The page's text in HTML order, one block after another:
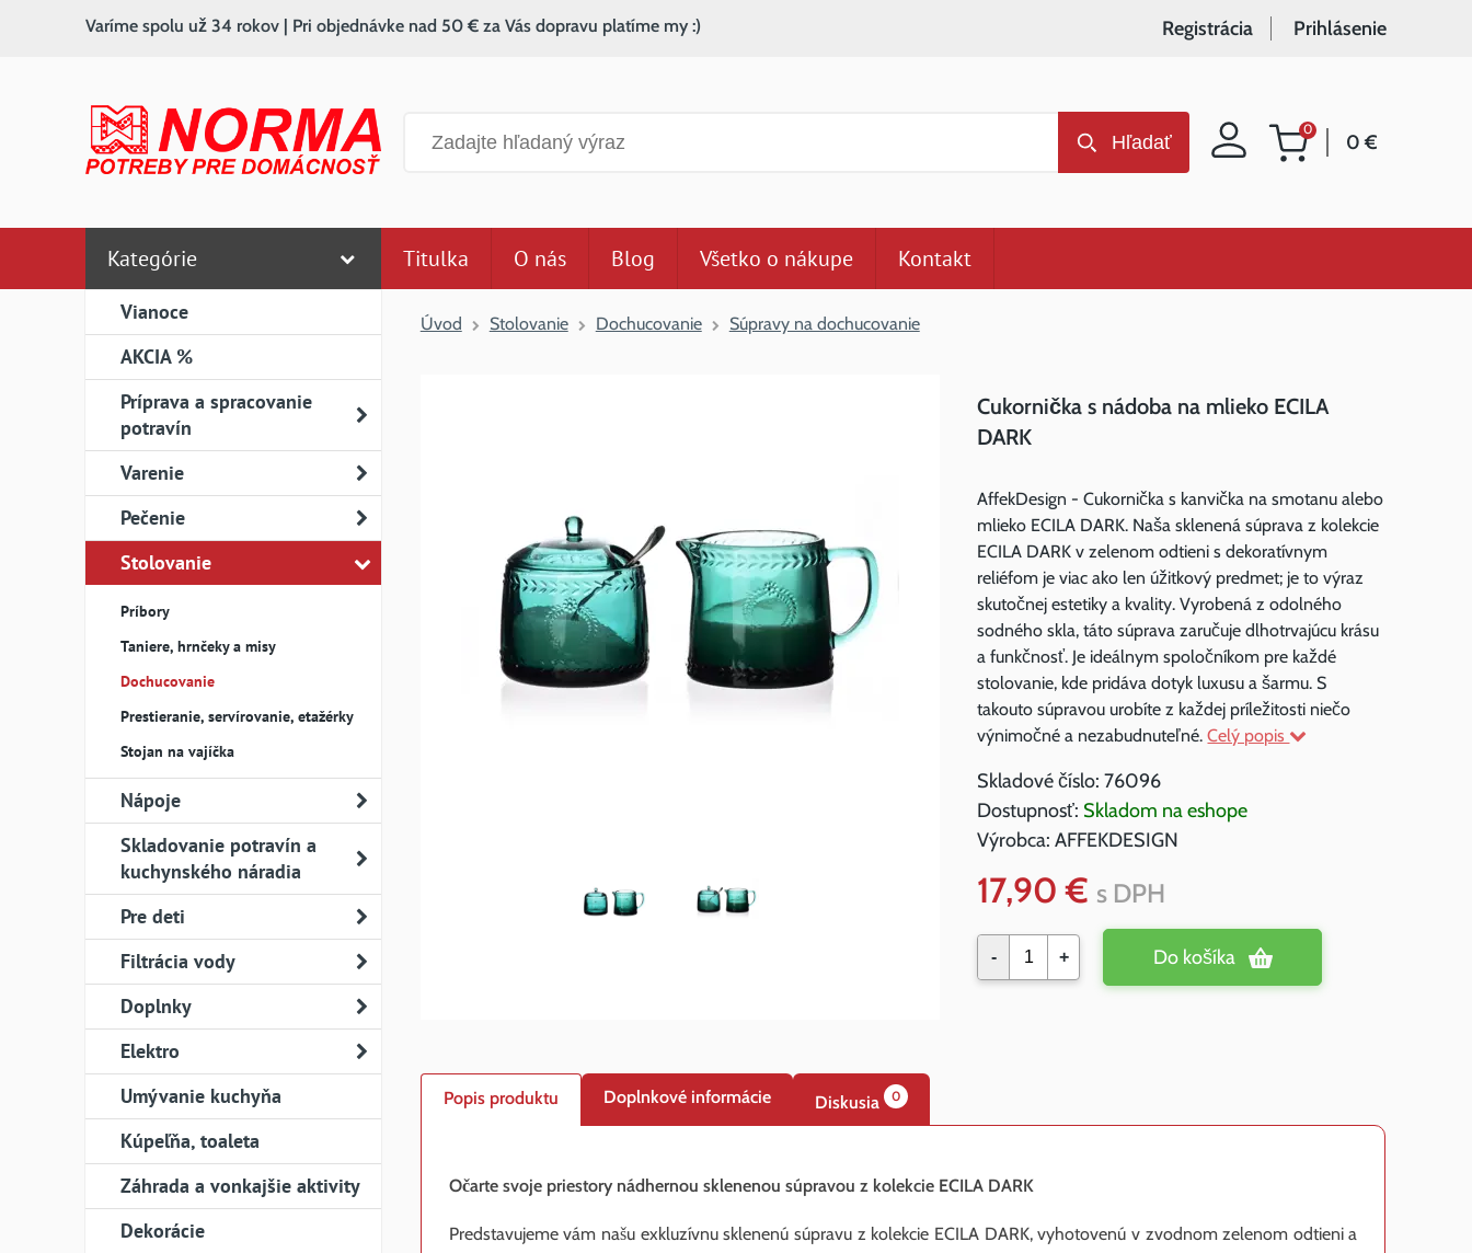
Nákupný
0
0 €
Hľadať
Varíme spolu už 34 rokov | Pri objednávke nad 50 € za Vás dopravu platíme my :) Registrácia Prihlásenie
Kategórie
Vianoce
AKCIA %
Príprava a spracovanie
potravín
Varenie
Pečenie
Stolovanie
Príbory
Taniere, hrnčeky a misy
Dochucovanie
Prestieranie, servírovanie, etažérky
Stojan na vajíčka
Nápoje
Skladovanie potravín a
kuchynského náradia
Pre deti
Filtrácia vody
Doplnky
Elektro
Umývanie kuchyňa
Kúpeľňa, toaleta
Záhrada a vonkajšie aktivity
Dekorácie
Titulka O nás Blog Všetko o nákupe Kontakt
Úvod Stolovanie Dochucovanie Súpravy na dochucovanie
Cukornička s nádoba na mlieko ECILA
DARK
AffekDesign - Cukornička s kanvička na smotanu alebo
mlieko ECILA DARK. Naša sklenená súprava z kolekcie
ECILA DARK v zelenom odtieni s dekoratívnym
reliéfom je viac ako len úžitkový predmet; je to výraz
skutočnej estetiky a kvality. Vyrobená z odolného
sodného skla, táto súprava zaručuje dlhotrvajúcu krásu
a funkčnosť. Je ideálnym spoločníkom pre každé
stolovanie, kde pridáva dotyk luxusu a šarmu. S
takouto súpravou urobíte z každej príležitosti niečo
výnimočné a nezabudnuteľné. Celý popis
Skladové číslo:76096
Dostupnosť: Skladom na eshope
Výrobca:AFFEKDESIGN
17,90 € s DPH
- + Do košíka
Popis produktu Doplnkové informácie Diskusia 0
Očarte svoje priestory nádhernou sklenenou súpravou z kolekcie ECILA DARK
Predstavujeme vám našu exkluzívnu sklenenú súpravu z kolekcie ECILA DARK, vyhotovenú v zvodnom zelenom odtieni a